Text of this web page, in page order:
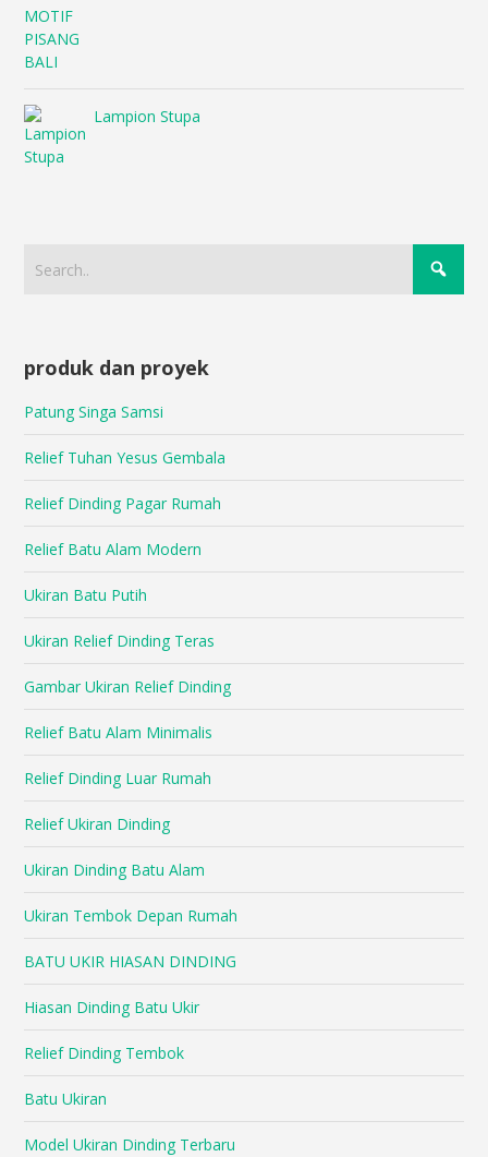
Lampion Stupa
produk dan proyek
Patung Singa Samsi
Relief Tuhan Yesus Gembala
Relief Dinding Pagar Rumah
Relief Batu Alam Modern
Ukiran Batu Putih
Ukiran Relief Dinding Teras
Gambar Ukiran Relief Dinding
Relief Batu Alam Minimalis
Relief Dinding Luar Rumah
Relief Ukiran Dinding
Ukiran Dinding Batu Alam
Ukiran Tembok Depan Rumah
BATU UKIR HIASAN DINDING
Hiasan Dinding Batu Ukir
Relief Dinding Tembok
Batu Ukiran
Model Ukiran Dinding Terbaru